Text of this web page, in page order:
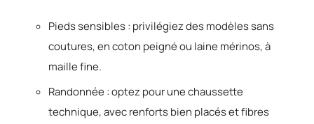
Pieds sensibles : privilégiez des modèles sans
coutures, en coton peigné ou laine mérinos, à
maille fine.
Randonnée : optez pour une chaussette
technique, avec renforts bien placés et fibres